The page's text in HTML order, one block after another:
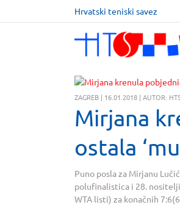
Hrvatski teniski savez
ZAGREB | 16.01.2018 | AUTOR:
Mirjana
ostala
Puno posla za Mirjanu
polufinalistica i 28.
WTA listi) za konačnih